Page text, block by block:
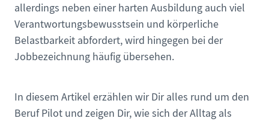
allerdings neben einer harten Ausbildung auch viel
Verantwortungsbewusstsein und körperliche
Belastbarkeit abfordert, wird hingegen bei der
Jobbezeichnung häufig übersehen.
In diesem Artikel erzählen wir Dir alles rund um den
Beruf Pilot und zeigen Dir, wie sich der Alltag als